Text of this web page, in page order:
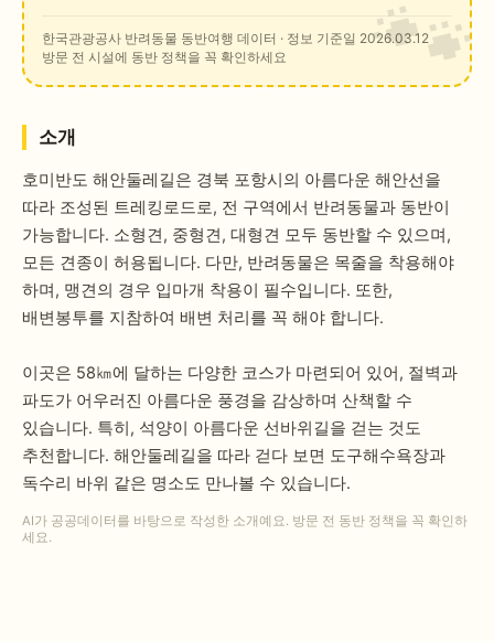
한국관광공사 반려동물 동반여행 데이터 · 정보 기준일 2026.03.12
방문 전 시설에 동반 정책을 꼭 확인하세요
소개
호미반도 해안둘레길은 경북 포항시의 아름다운 해안선을
따라 조성된 트레킹로드로, 전 구역에서 반려동물과 동반이
가능합니다. 소형견, 중형견, 대형견 모두 동반할 수 있으며,
모든 견종이 허용됩니다. 다만, 반려동물은 목줄을 착용해야
하며, 맹견의 경우 입마개 착용이 필수입니다. 또한,
배변봉투를 지참하여 배변 처리를 꼭 해야 합니다.
이곳은 58㎞에 달하는 다양한 코스가 마련되어 있어, 절벽과
파도가 어우러진 아름다운 풍경을 감상하며 산책할 수
있습니다. 특히, 석양이 아름다운 선바위길을 걷는 것도
추천합니다. 해안둘레길을 따라 걷다 보면 도구해수욕장과
독수리 바위 같은 명소도 만나볼 수 있습니다.
AI가 공공데이터를 바탕으로 작성한 소개예요. 방문 전 동반 정책을 꼭 확인하
세요.